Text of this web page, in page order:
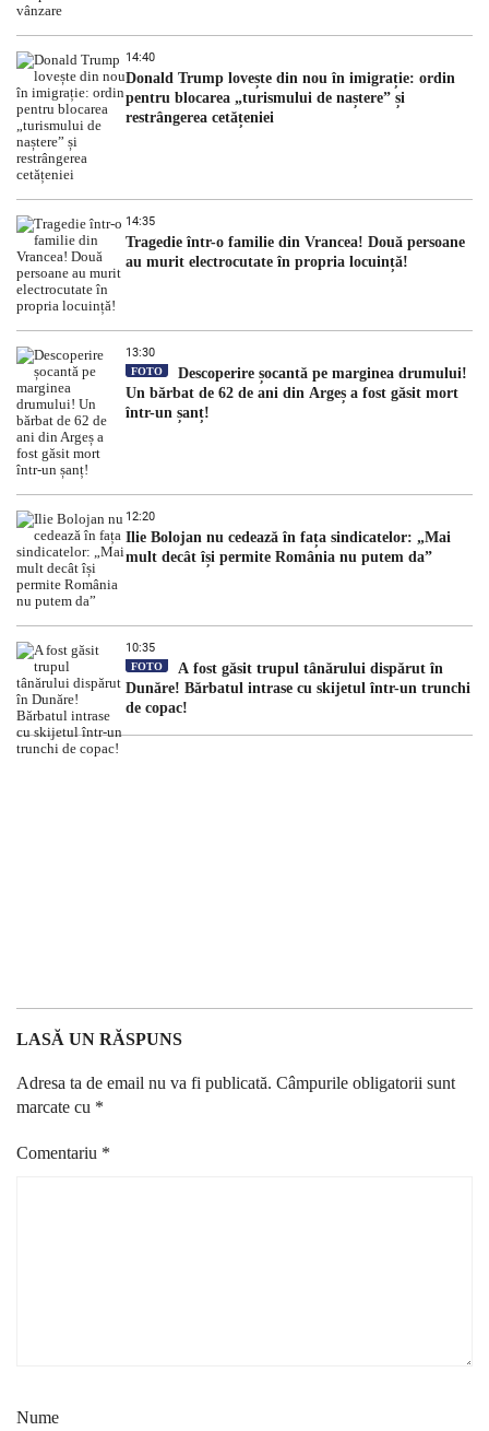
14:40
Donald Trump lovește din nou în imigrație: ordin
pentru blocarea „turismului de naștere” și
restrângerea cetățeniei
14:35
Tragedie într-o familie din Vrancea! Două persoane
au murit electrocutate în propria locuință!
13:30
FOTO
Descoperire șocantă pe marginea drumului!
Un bărbat de 62 de ani din Argeș a fost găsit mort
într-un șanț!
12:20
Ilie Bolojan nu cedează în fața sindicatelor: „Mai
mult decât își permite România nu putem da”
10:35
FOTO
A fost găsit trupul tânărului dispărut în
Dunăre! Bărbatul intrase cu skijetul într-un trunchi
de copac!
LASĂ UN RĂSPUNS
Adresa ta de email nu va fi publicată. Câmpurile obligatorii sunt
marcate cu *
Comentariu *
Nume